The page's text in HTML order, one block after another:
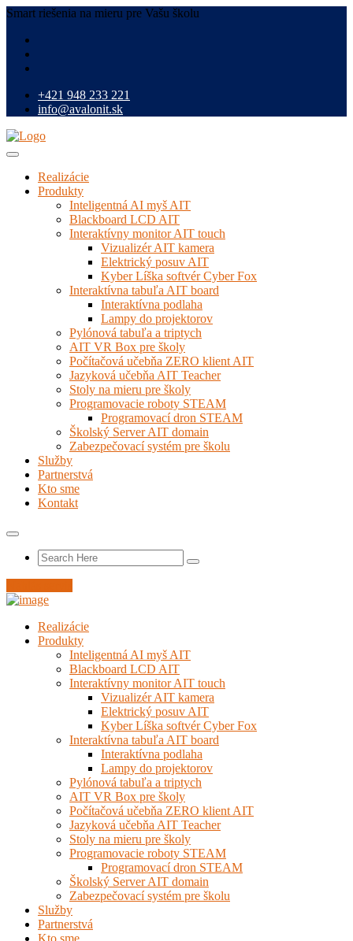
Smart riešenia na mieru pre Vašu školu
+421 948 233 221
info@avalonit.sk
Realizácie
Produkty
Inteligentná AI myš AIT
Blackboard LCD AIT
Interaktívny monitor AIT touch
Vizualizér AIT kamera
Elektrický posuv AIT
Kyber Líška softvér Cyber Fox
Interaktívna tabuľa AIT board
Interaktívna podlaha
Lampy do projektorov
Pylónová tabuľa a triptych
AIT VR Box pre školy
Počítačová učebňa ZERO klient AIT
Jazyková učebňa AIT Teacher
Stoly na mieru pre školy
Programovacie roboty STEAM
Programovací dron STEAM
Školský Server AIT domain
Zabezpečovací systém pre školu
Služby
Partnerstvá
Kto sme
Kontakt
Realizácie
Produkty
Inteligentná AI myš AIT
Blackboard LCD AIT
Interaktívny monitor AIT touch
Vizualizér AIT kamera
Elektrický posuv AIT
Kyber Líška softvér Cyber Fox
Interaktívna tabuľa AIT board
Interaktívna podlaha
Lampy do projektorov
Pylónová tabuľa a triptych
AIT VR Box pre školy
Počítačová učebňa ZERO klient AIT
Jazyková učebňa AIT Teacher
Stoly na mieru pre školy
Programovacie roboty STEAM
Programovací dron STEAM
Školský Server AIT domain
Zabezpečovací systém pre školu
Služby
Partnerstvá
Kto sme